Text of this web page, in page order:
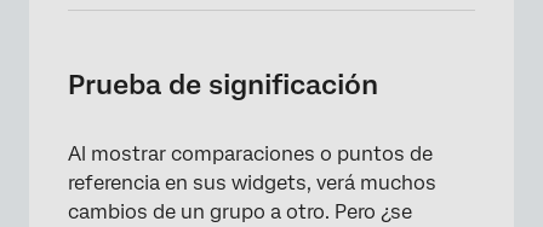
Prueba de significación
Al mostrar comparaciones o puntos de
referencia en sus widgets, verá muchos
cambios de un grupo a otro. Pero ¿se